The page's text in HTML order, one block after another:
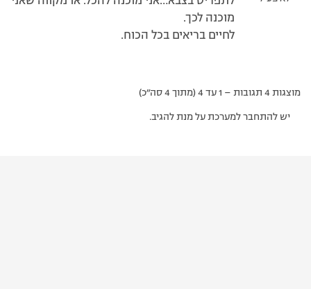
מוכנה לכך.
לחיים בריאים בכל הכוח.
מוצגות 4 תגובות – 1 עד 4 (מתוך 4 סה״כ)
יש להתחבר למערכת על מנת להגיב.